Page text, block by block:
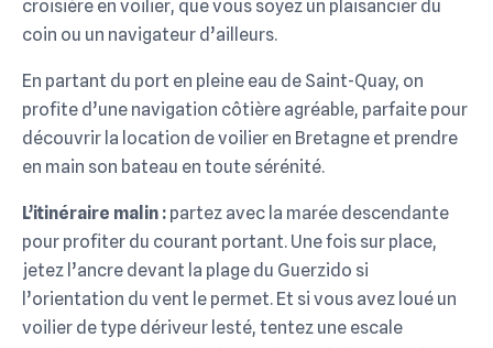
croisière en voilier, que vous soyez un plaisancier du
coin ou un navigateur d’ailleurs.
En partant du port en pleine eau de Saint-Quay, on
profite d’une navigation côtière agréable, parfaite pour
découvrir la location de voilier en Bretagne et prendre
en main son bateau en toute sérénité.
L’itinéraire malin : partez avec la marée descendante
pour profiter du courant portant. Une fois sur place,
jetez l’ancre devant la plage du Guerzido si
l’orientation du vent le permet. Et si vous avez loué un
voilier de type dériveur lesté, tentez une escale